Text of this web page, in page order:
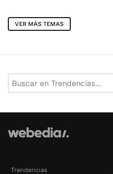
VER MÁS TEMAS
Trendencias